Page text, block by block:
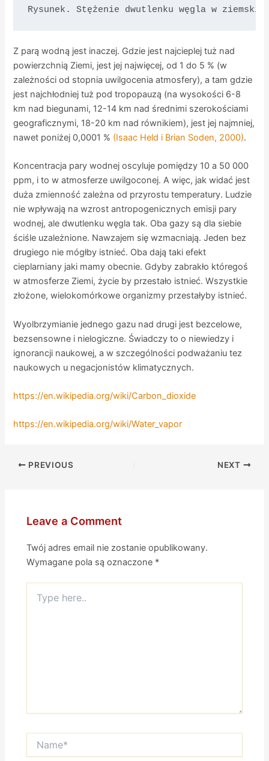
Rysunek. Stężenie dwutlenku węgla w
Z parą wodną jest inaczej. Gdzie jest najcieplej tuż nad
powierzchnią Ziemi, jest jej najwięcej, od 1 do 5 % (w
zależności od stopnia uwilgocenia atmosfery), a tam gdzie
jest najchłodniej tuż pod tropopauzą (na wysokości 6-8
km nad biegunami, 12-14 km nad średnimi szerokościami
geograficznymi, 18-20 km nad równikiem), jest jej najmniej,
nawet poniżej 0,0001 % (Isaac Held i Brian Soden, 2000).
Koncentracja pary wodnej oscyluje pomiędzy 10 a 50 000
ppm, i to w atmosferze uwilgoconej. A więc, jak widać jest
duża zmienność zależna od przyrostu temperatury. Ludzie
nie wpływają na wzrost antropogenicznych emisji pary
wodnej, ale dwutlenku węgla tak. Oba gazy są dla siebie
ściśle uzależnione. Nawzajem się wzmacniają. Jeden bez
drugiego nie mógłby istnieć. Oba dają taki efekt
cieplarniany jaki mamy obecnie. Gdyby zabrakło któregoś
w atmosferze Ziemi, życie by przestało istnieć. Wszystkie
złożone, wielokomórkowe organizmy przestałyby istnieć.
Wyolbrzymianie jednego gazu nad drugi jest bezcelowe,
bezsensowne i nielogiczne. Świadczy to o niewiedzy i
ignorancji naukowej, a w szczególności podważaniu tez
naukowych u negacjonistów klimatycznych.
https://en.wikipedia.org/wiki/Carbon_dioxide
https://en.wikipedia.org/wiki/Water_vapor
PREVIOUS NEXT
Leave a Comment
Twój adres email nie zostanie opublikowany.
Wymagane pola są oznaczone *
here..